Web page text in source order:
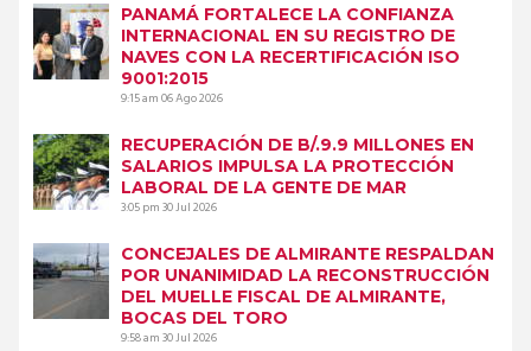
PANAMÁ FORTALECE LA CONFIANZA
INTERNACIONAL EN SU REGISTRO DE
NAVES CON LA RECERTIFICACIÓN ISO
9001:2015
9:15 am06 Ago 2026
RECUPERACIÓN DE B/.9.9 MILLONES EN
SALARIOS IMPULSA LA PROTECCIÓN
LABORAL DE LA GENTE DE MAR
3:05 pm30 Jul 2026
CONCEJALES DE ALMIRANTE RESPALDAN
POR UNANIMIDAD LA RECONSTRUCCIÓN
DEL MUELLE FISCAL DE ALMIRANTE,
BOCAS DEL TORO
9:58 am30 Jul 2026